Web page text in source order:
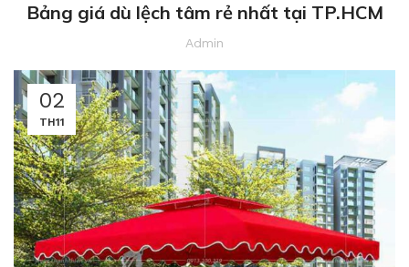
Bảng giá dù lệch tâm rẻ nhất tại TP.HCM
Admin
02
TH11